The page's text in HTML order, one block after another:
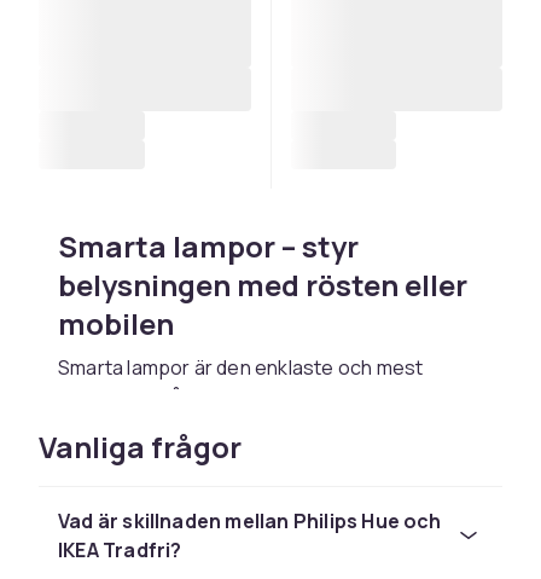
Smarta lampor – styr
belysningen med rösten eller
mobilen
Smarta lampor är den enklaste och mest
populära ingången till smarta hem. De byter ut
Zigbee för att styras via app, röstassistent
marknadens premiumalternativ med 16 miljoner
färger och avancerade scener. IKEA Tradfri är
Vanliga frågor
Vad är skillnaden mellan Philips Hue och
IKEA Tradfri?